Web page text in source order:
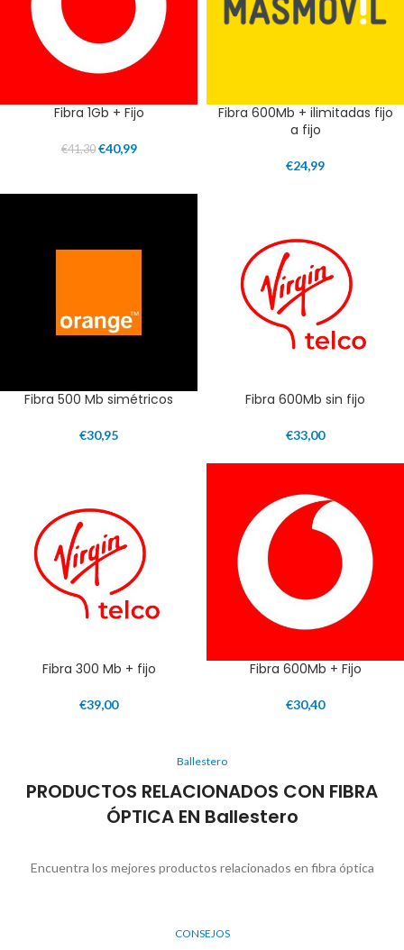
Fibra 1Gb + Fijo
€41,30 €40,99
Fibra 600Mb + ilimitadas fijo
a fijo
€24,99
Fibra 500 Mb simétricos
€30,95
Fibra 600Mb sin fijo
€33,00
Fibra 300 Mb + fijo
€39,00
Fibra 600Mb + Fijo
€30,40
Ballestero
PRODUCTOS RELACIONADOS CON FIBRA
ÓPTICA EN Ballestero
Encuentra los mejores productos relacionados en fibra óptica
CONSEJOS